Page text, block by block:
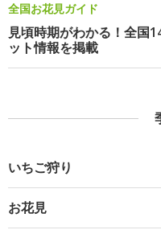
全国お花見ガイド
見頃時期がわかる！全国
ット情報を掲載
いちご狩り
お花見